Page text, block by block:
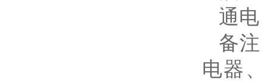
通
备注
电器